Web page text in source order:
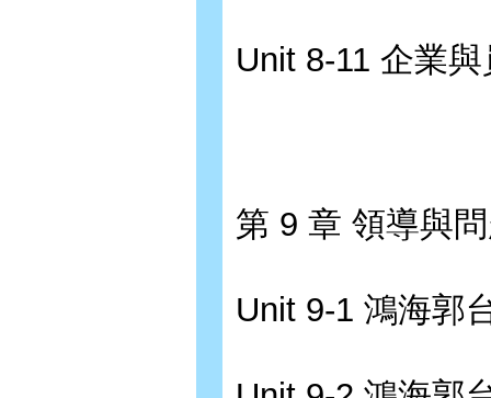
Unit 8-11 企業
第 9 章 領導與
Unit 9-1 鴻海郭